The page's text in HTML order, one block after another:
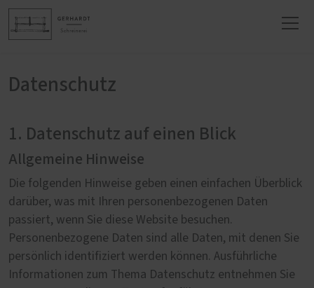
Datenschutz
1. Datenschutz auf einen Blick
Allgemeine Hinweise
Die folgenden Hinweise geben einen einfachen Überblick
darüber, was mit Ihren personenbezogenen Daten
passiert, wenn Sie diese Website besuchen.
Personenbezogene Daten sind alle Daten, mit denen Sie
persönlich identifiziert werden können. Ausführliche
Informationen zum Thema Datenschutz entnehmen Sie